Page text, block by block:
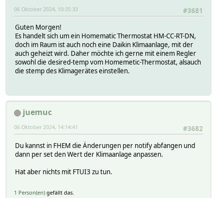
#3681
06 Oktober 2024, 10:35:33
Guten Morgen!
Es handelt sich um ein Homematic Thermostat HM-CC-RT-DN,
doch im Raum ist auch noch eine Daikin Klimaanlage, mit der
auch geheizt wird. Daher möchte ich gerne mit einem Regler
sowohl die desired-temp vom Homemetic-Thermostat, alsauch
die stemp des Klimagerätes einstellen.
juemuc
#3682
06 Oktober 2024, 14:14:41
Du kannst in FHEM die Änderungen per notify abfangen und
dann per set den Wert der Klimaanlage anpassen.
Hat aber nichts mit FTUI3 zu tun.
1 Person(en) gefällt das.